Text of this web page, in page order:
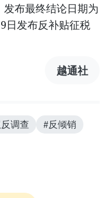
布最终结论日期为
日发布反补贴征税
越通社
调查
#反倾销